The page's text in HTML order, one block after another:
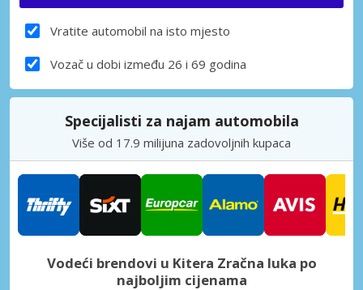
Vratite automobil na isto mjesto
Vozač u dobi između 26 i 69 godina
Specijalisti za najam automobila
Više od 17.9 milijuna zadovoljnih kupaca
Vodeći brendovi u Kitera Zračna luka po
najboljim cijenama